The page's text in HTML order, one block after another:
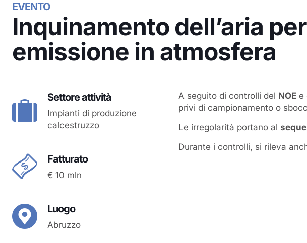
EVENTO
Inquinamento dell’aria
emissione in atmosfera
Settore attività
Impianti di produzione
calcestruzzo
Fatturato
€ 10 mln
Luogo
Abruzzo
A seguito di controlli del NOE e
privi di campionamento o
Le irregolarità portano al
Durante i controlli, si rileva